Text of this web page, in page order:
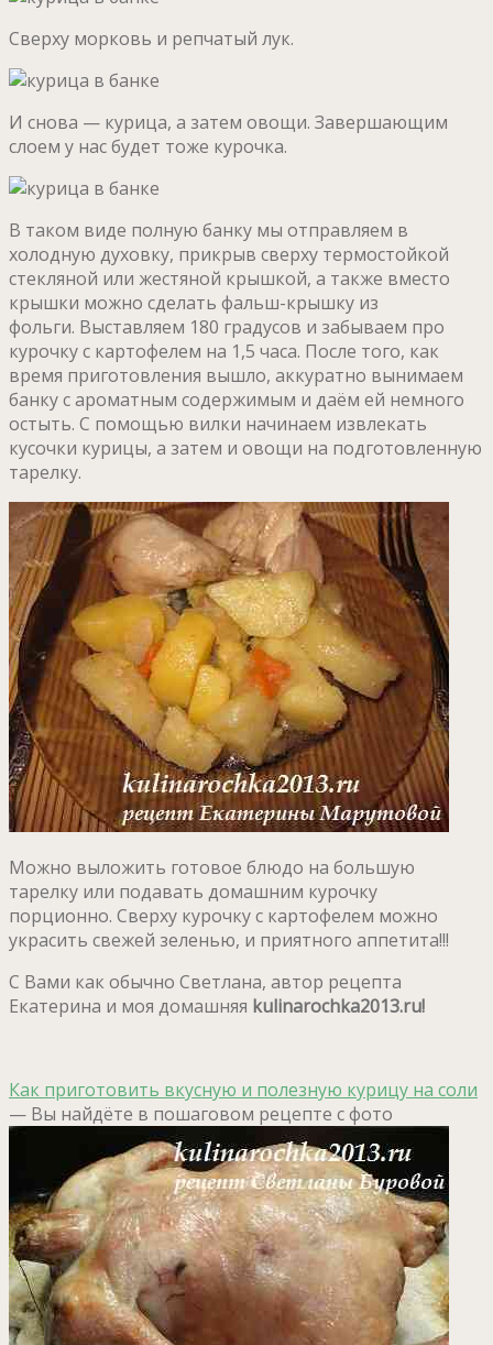
Сверху морковь и репчатый лук.
И снова — курица, а затем овощи. Завершающим
слоем у нас будет тоже курочка.
В таком виде полную банку мы отправляем в
холодную духовку, прикрыв сверху термостойкой
стекляной или жестяной крышкой, а также вместо
крышки можно сделать фальш-крышку из
фольги. Выставляем 180 градусов и забываем про
курочку с картофелем на 1,5 часа. После того, как
время приготовления вышло, аккуратно вынимаем
банку с ароматным содержимым и даём ей немного
остыть. С помощью вилки начинаем извлекать
кусочки курицы, а затем и овощи на подготовленную
тарелку.
Можно выложить готовое блюдо на большую
тарелку или подавать домашним курочку
порционно. Сверху курочку с картофелем можно
украсить свежей зеленью, и приятного аппетита!!!
С Вами как обычно Светлана, автор рецепта
Екатерина и моя домашняя kulinarochka2013.ru!
Как приготовить вкусную и полезную курицу на соли
— Вы найдёте в пошаговом рецепте с фото